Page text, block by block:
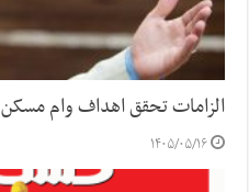
الزامات تحقق اهداف وام مسکن
۱۴۰۵/۰۵/۱۶